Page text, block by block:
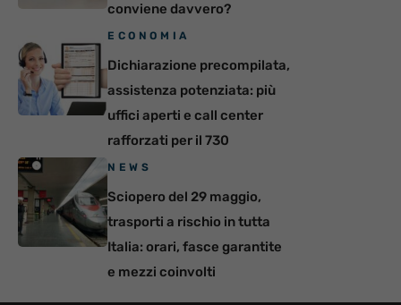
conviene davvero?
ECONOMIA
Dichiarazione precompilata,
assistenza potenziata: più
uffici aperti e call center
rafforzati per il 730
NEWS
Sciopero del 29 maggio,
trasporti a rischio in tutta
Italia: orari, fasce garantite
e mezzi coinvolti